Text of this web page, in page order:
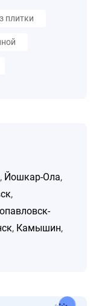
плитки
, Йошкар-Ола,
,
, Камышин,